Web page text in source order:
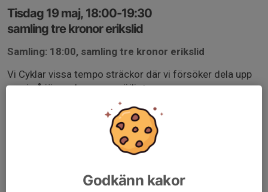
Tisdag 19 maj, 18:00-19:30
samling tre kronor erikslid
Samling: 18:00, samling tre kronor erikslid
Vi Cyklar vissa tempo sträckor där vi försöker dela upp
oss i så jämna lag som möjligt
Godkänn kakor